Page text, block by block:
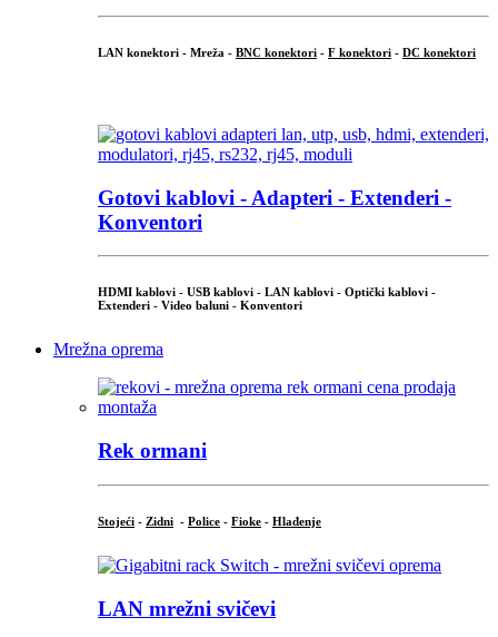
LAN konektori - Mreža - BNC konektori - F konektori - DC konektori
Gotovi kablovi - Adapteri - Extenderi -
Konventori
HDMI kablovi - USB kablovi - LAN kablovi - Optički kablovi -
Extenderi - Video baluni - Konventori
Mrežna oprema
Rek ormani
Stojeći - Zidni - Police - Fioke - Hlađenje
LAN mrežni svičevi